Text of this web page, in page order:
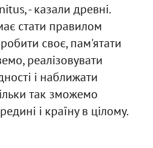
- казали древні.
стати правилом
своє, пам'ятати
реалізовувати
і наближати
так зможемо
і країну в цілому.